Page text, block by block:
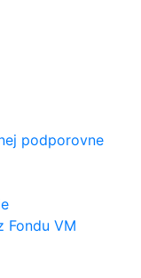
podporovne
Fondu VM